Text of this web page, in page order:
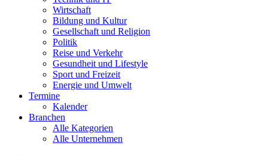
Wirtschaft
Bildung und Kultur
Gesellschaft und Religion
Politik
Reise und Verkehr
Gesundheit und Lifestyle
Sport und Freizeit
Energie und Umwelt
Termine
Kalender
Branchen
Alle Kategorien
Alle Unternehmen